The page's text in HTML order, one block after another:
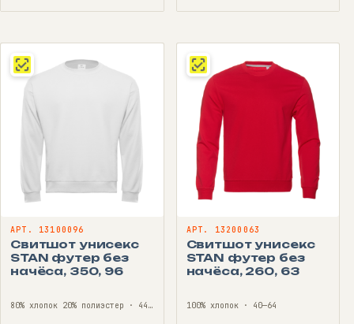
АРТ. 13100096
Свитшот унисекс
STAN футер без
начёса, 350, 96
80% хлопок 20% полиэстер · 44—56
АРТ. 13200063
Свитшот унисекс
STAN футер без
начёса, 260, 63
100% хлопок · 40—64